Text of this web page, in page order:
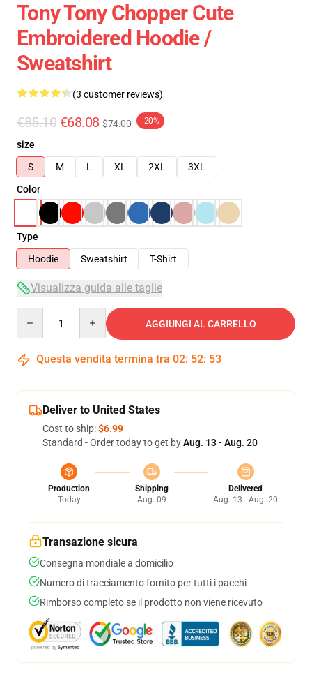
Tony Tony Chopper Cute
Embroidered Hoodie /
Sweatshirt
(3 customer reviews)
€85.10 €68.08 $74.00 -20%
size
S
M L XL 2XL
3XL
Color
Type
Hoodie
Sweatshirt T-Shirt
Visualizza guida alle taglie
AGGIUNGI AL CARRELLO
Questa vendita termina tra 02: 52: 52
Deliver to United States
Cost to ship:$6.99
Standard - Order today to get byAug. 13 - Aug. 20
Production
Today
Shipping
Aug. 09
Delivered
Aug. 13 - Aug. 20
Transazione sicura
Consegna mondiale a domicilio
Numero di tracciamento fornito per tutti i pacchi
Rimborso completo se il prodotto non viene ricevuto